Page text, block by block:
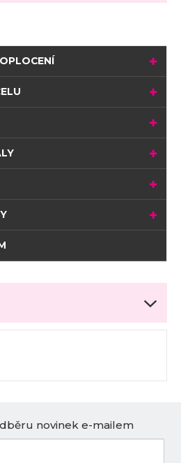
novinek e-mailem